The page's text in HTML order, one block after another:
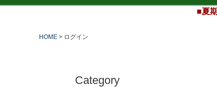
■夏
商
HOME ログイン
Category